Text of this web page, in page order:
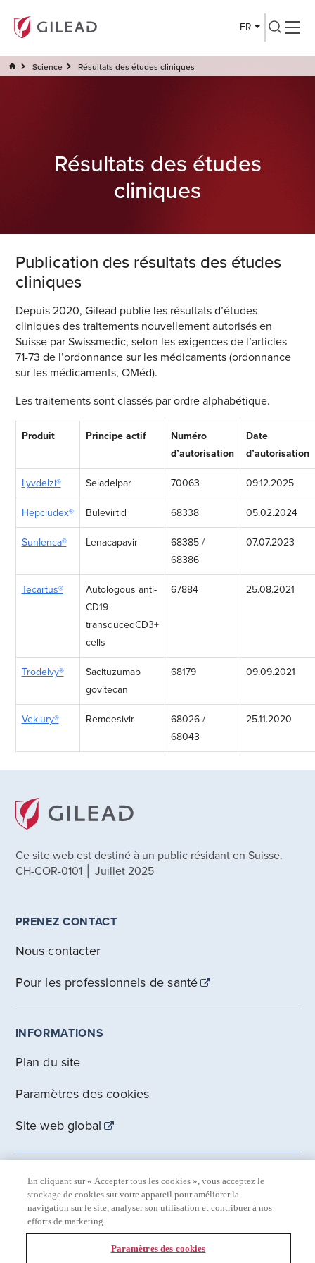
FR
Science Résultats des études cliniques
Résultats des études
cliniques
Publication des résultats des études
cliniques
Depuis 2020, Gilead publie les résultats d’études
cliniques des traitements nouvellement autorisés en
Suisse par Swissmedic, selon les exigences de l’articles
71-73 de l’ordonnance sur les médicaments (ordonnance
sur les médicaments, OMéd).
Les traitements sont classés par ordre alphabétique.
Produit Principe actif
Numéro
d’autorisation
Date
d’autorisation
Lyvdelzi® Seladelpar 70063 09.12.2025
Hepcludex® Bulevirtid 68338 05.02.2024
Sunlenca® Lenacapavir
68385 /
68386
07.07.2023
Tecartus®
Autologous anti-
CD19-
transducedCD3+
cells
67884 25.08.2021
Trodelvy®
Sacituzumab
govitecan
68179 09.09.2021
Veklury® Remdesivir
68026 /
68043
25.11.2020
Ce site web est destiné à un public résidant en Suisse.
CH-COR-0101 │ Juillet 2025
PRENEZ CONTACT
Nous contacter
Pour les professionnels de santé
INFORMATIONS
Plan du site
Paramètres des cookies
Site web global
MENTIONS LEGALES EN SUISSE
Déclaration de confidentialité
Conditions d’utilisation
En cliquant sur « Accepter tous les cookies », vous acceptez le
stockage de cookies sur votre appareil pour améliorer la
navigation sur le site, analyser son utilisation et contribuer à nos
efforts de marketing.
Paramètres des cookies